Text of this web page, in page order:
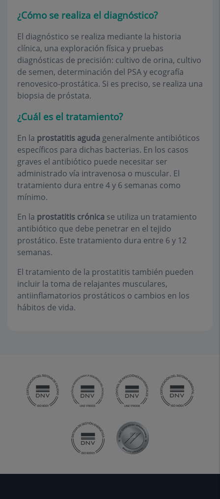
¿Cómo se realiza el diagnóstico?
El diagnóstico se realiza mediante la historia
clínica, una exploración física y pruebas
diagnósticas de precisión: cultivo de orina, cultivo
de semen, determinación del PSA y ecografía
renovesico-prostática. Si es preciso, se realiza una
biopsia de próstata.
¿Cuál es el tratamiento?
En la prostatitis aguda generalmente antibióticos
específicos para dichas bacterias. En los casos
graves el antibiótico puede necesitar ser
administrado vía intravenosa o muscular. El
tratamiento dura entre 4 y 6 semanas como
mínimo.
En la prostatitis crónica se utiliza un tratamiento
antibiótico que debe penetrar en el tejido
prostático. Este tratamiento dura entre 6 y 12
semanas.
El tratamiento de la prostatitis también pueden
incluir la toma de relajantes musculares,
antiinflamatorios prostáticos o cambios en los
hábitos de vida.